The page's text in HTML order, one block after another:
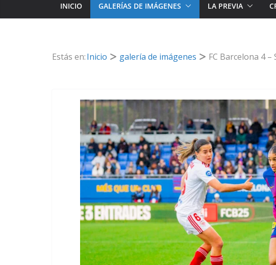
INICIO GALERÍAS DE IMÁGENES LA PREVIA
Estás en:Inicio galería de imágenes FC Barcelona 4 –